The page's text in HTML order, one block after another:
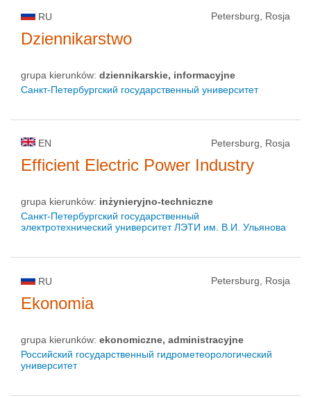
RU Petersburg, Rosja
Dziennikarstwo
grupa kierunków: dziennikarskie, informacyjne
Санкт-Петербургский государственный университет
EN Petersburg, Rosja
Efficient Electric Power Industry
grupa kierunków: inżynieryjno-techniczne
Санкт-Петербургский государственный
электротехнический университет ЛЭТИ им. В.И. Ульянова
RU Petersburg, Rosja
Ekonomia
grupa kierunków: ekonomiczne, administracyjne
Российский государственный гидрометеорологический
университет